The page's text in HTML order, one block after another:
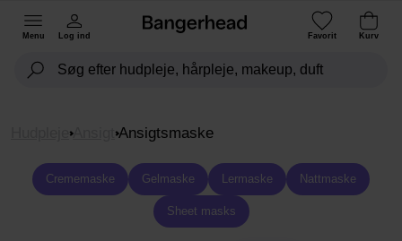
Menu Log ind Favorit Kurv
Ansigt Ansigtsmaske
Crememaske Gelmaske Lermaske Nattmaske
Sheet masks